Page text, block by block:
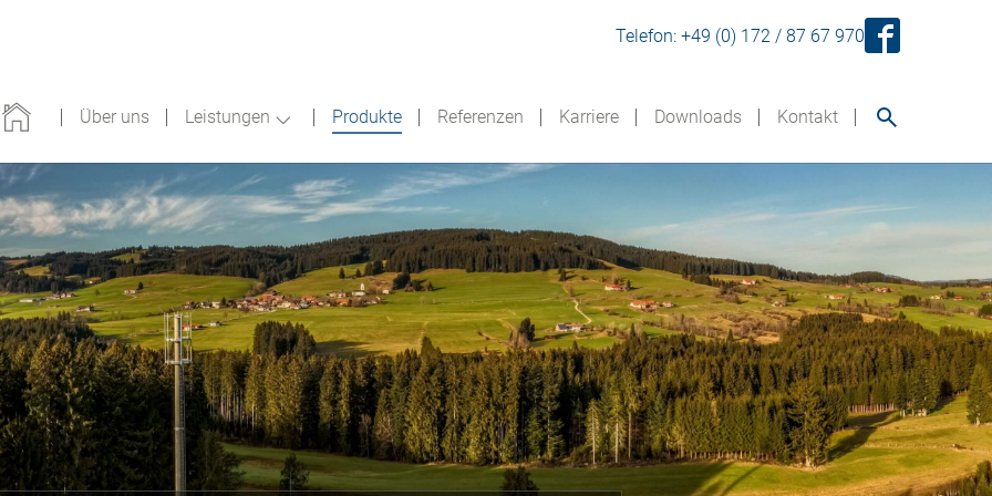
Telefon: +49 (0) 172 / 87 67 970
Über uns Leistungen
Submenu for "Leistungen"
Produkte(current)Referenzen Karriere Downloads Kontakt